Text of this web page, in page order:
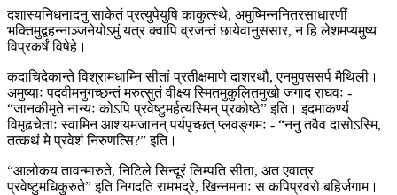
दशास्यनिधनादनु साकेतं प्रत्युपेयुषि काकुत्स्थे, अमुष्मिन्ननितरसाधारणीं
भक्तिमुद्वहन्नाञ्जनेयोऽमुं यत्र क्वापि व्रजन्तं छायेवानुससार, न हि लेशमप्यमुष्य
विप्रकर्षं विषेहे।
कदाचिदेकान्ते विश्रामधाम्नि सीतां प्रतीक्षमाणे दाशरथौ, एनमुपससर्प मैथिली।
अमुष्याः पदवीमनुगच्छन्तं मरुत्सुतं वीक्ष्य स्मितमुकुलितमुखो जगाद राघवः -
“जानकीमृते नान्यः कोऽपि प्रवेष्टुमर्हत्यस्मिन् प्रकोष्ठे” इति। इदमाकर्ण्य
विमूढचेताः स्वामिन आशयमजानन् पर्यपृच्छत् प्लवङ्गमः - “ननु तवैव दासोऽस्मि,
तत्कथं मे प्रवेशं निरुणत्सि?” इति।
“आलोकय तावन्मारुते, निटिले सिन्दूरं लिम्पति सीता, अत एवात्र
प्रवेष्टुमधिकुरुते” इति निगदति रामभद्रे, खिन्नमनाः स कपिप्रवरो बहिर्जगाम।